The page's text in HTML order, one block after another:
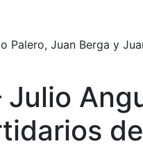
Juan Berga y
Julio